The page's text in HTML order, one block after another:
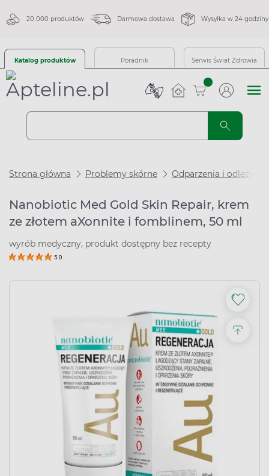
20 000 produktów Darmowa dostawa Wysyłka w 24 godziny
Katalog produktów Poradnik Serwis Świat Zdrowia
sztuk
Strona główna Problemy skórne Odparzenia i odleżyny
Nanobiotic Med Gold Skin Repair, krem
ze złotem aXonnite i fomblinem, 50 ml
wyrób medyczny, produkt dostępny bez recepty
5.0